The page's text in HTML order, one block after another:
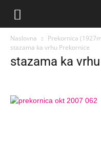
Naslovna
Prekornica
stazama ka vrhu Prekornice
stazama ka